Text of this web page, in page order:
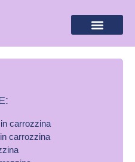
carrozzina
carrozzina